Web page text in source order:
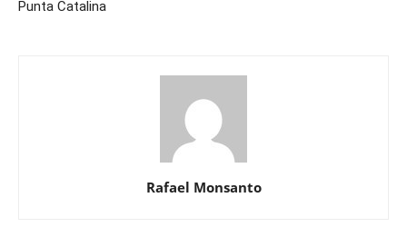
Punta Catalina
Rafael Monsanto